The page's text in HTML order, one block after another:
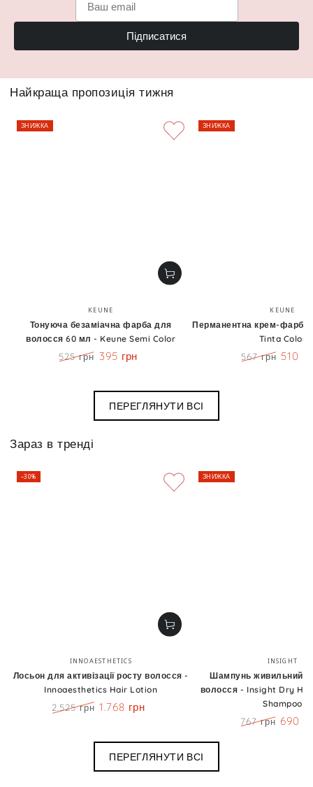
Підписатися
Найкраща пропозиція тижня
Бренд:
KEUNE
Тонуюча безаміачна фарба для
волосся 60 мл - Keune Semi Color
525 грн 395 грн
ЗНИЖКА
KEUNE
Перманентна крем-фарба
Tinta Color
567 грн 510
ЗНИЖКА
ПЕРЕГЛЯНУТИ ВСІ
Зараз в тренді
Бренд:
INNOAESTHETICS
Лосьон для активізації росту волосся -
Innoaesthetics Hair Lotion
2.525 грн 1.768 грн
–30%
INSIGHT
Шампунь живильний
волосся - Insight Dry
Shampoo
767 грн 690
ЗНИЖКА
ПЕРЕГЛЯНУТИ ВСІ